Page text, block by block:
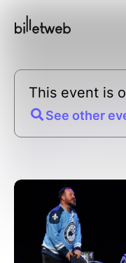
This event is
See other